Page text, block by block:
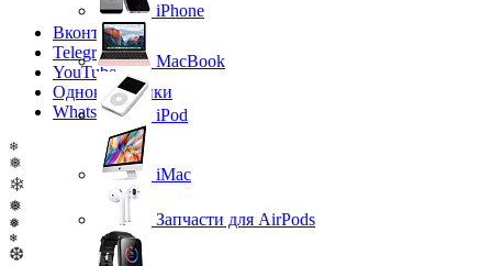
Вконтакте
Telegram
YouTube
Одноклассники
WhatsApp
❄
❅
❄
❅
❅
❄
❆
iPhone
MacBook
iPod
iMac
Запчасти для AirPods